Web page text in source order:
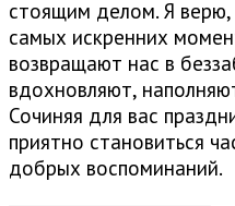
стоящим делом. Я верю,
самых искренних
возвращают нас в
вдохновляют,
Сочиняя для вас
приятно становиться
добрых воспоминаний.